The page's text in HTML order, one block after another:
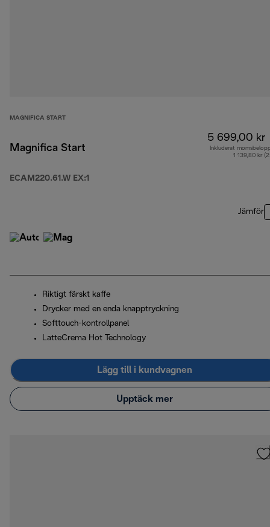
MAGNIFICA START
Magnifica Start
ECAM220.61.W EX:1
5 699,00 kr
Inkluderat
1 139,80 kr
Jämför
Riktigt färskt kaffe
Drycker med en enda knapptryckning
Softtouch-kontrollpanel
LatteCrema Hot Technology
Lägg till i kundvagnen
Upptäck mer